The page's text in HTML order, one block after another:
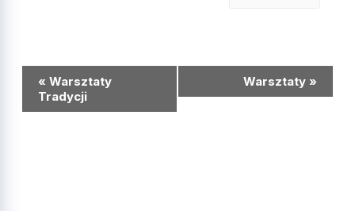
Wydarzenie
Nawigacja
« Warsztaty
Tradycji
Warsztaty »